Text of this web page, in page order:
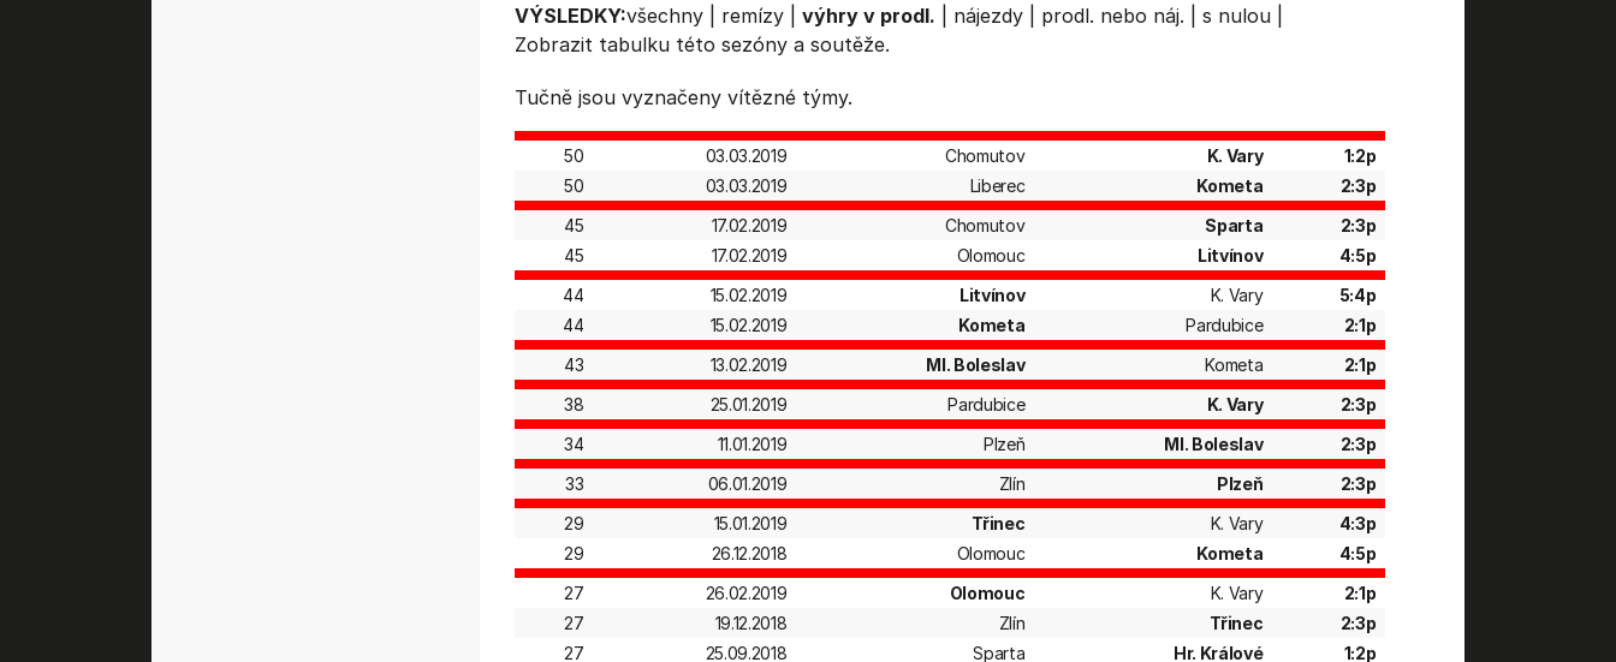
VÝSLEDKY:všechny| remízy| výhry v prodl. nájezdy| prodl. nebo náj. s nulou|
Zobrazit tabulkutéto sezóny a soutěže.
Tučně jsou vyznačeny vítězné týmy.
50 03.03.2019 Chomutov K. Vary
1:2p
50
03.03.2019 Liberec Kometa
2:3p
45
17.02.2019 Chomutov Sparta
2:3p
45
17.02.2019 Olomouc Litvínov
4:5p
44
15.02.2019 Litvínov K. Vary
5:4p
44
15.02.2019 Kometa Pardubice
2:1p
43
13.02.2019 Ml. Boleslav Kometa
2:1p
38
25.01.2019 Pardubice K. Vary
2:3p
34
11.01.2019 Plzeň Ml. Boleslav
2:3p
33
06.01.2019 Zlín Plzeň
2:3p
29
15.01.2019 Třinec K. Vary
4:3p
29
26.12.2018 Olomouc Kometa
4:5p
27
26.02.2019 Olomouc K. Vary
2:1p
27
19.12.2018 Zlín Třinec
2:3p
27
25.09.2018 Sparta Hr. Králové
1:2p